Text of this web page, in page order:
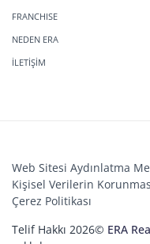
FRANCHISE
NEDEN ERA
İLETİŞİM
Web Sitesi Aydınlatma
Kişisel Verilerin
Çerez Politikası
Telif Hakkı 2026© ERA